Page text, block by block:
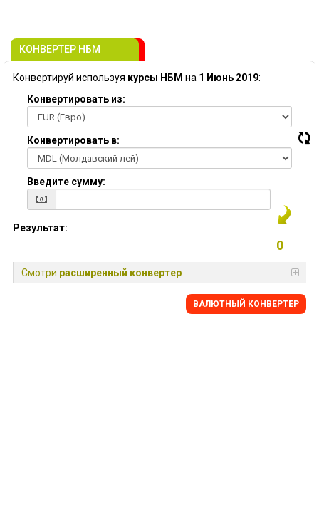
КОНВЕРТЕР НБМ
Конвертируй используя курсы НБМ на 1 Июнь 2019:
Конвертировать из:
Конвертировать в:
Введите сумму:
Результат:
Смотри расширенный конвертер
BАЛЮТНЫЙ KОНВЕРТЕР